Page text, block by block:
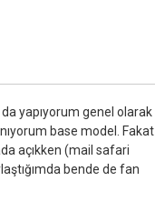
yapıyorum genel olarak
base model. Fakat
açıkken (mail safari
bende de fan